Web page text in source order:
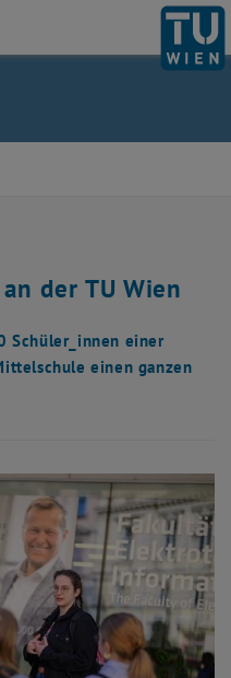
der TU Wien
Schüler_innen einer
einen ganzen